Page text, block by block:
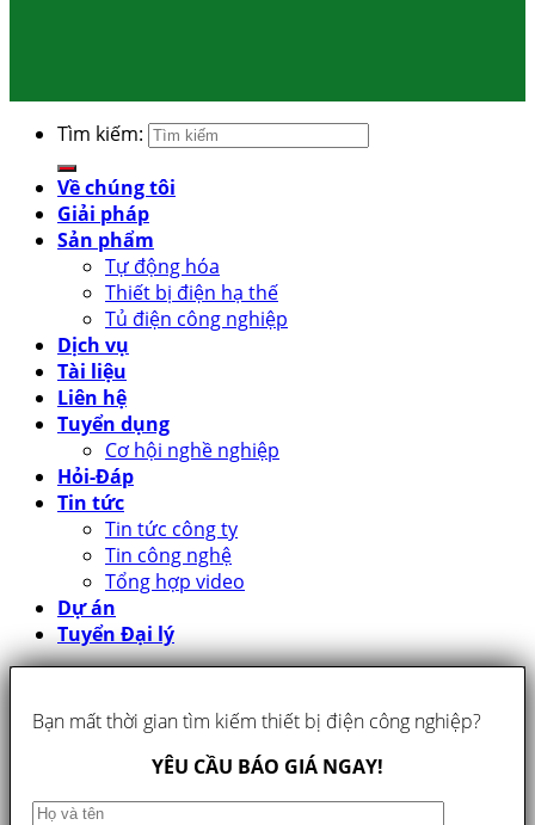
Tìm kiếm:
Về chúng tôi
Giải pháp
Sản phẩm
Tự động hóa
Thiết bị điện hạ thế
Tủ điện công nghiệp
Dịch vụ
Tài liệu
Liên hệ
Tuyển dụng
Cơ hội nghề nghiệp
Hỏi-Đáp
Tin tức
Tin tức công ty
Tin công nghệ
Tổng hợp video
Dự án
Tuyển Đại lý
Bạn mất thời gian tìm kiếm thiết bị điện công nghiệp?
YÊU CẦU BÁO GIÁ NGAY!